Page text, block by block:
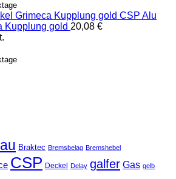
CSP Alu
Kupplung gold 20,08 €
Braktec Bremsbelag Bremshebel
CSP Deckel Delay galfer Gas gelb